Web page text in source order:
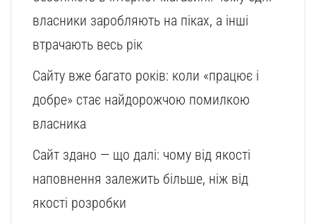
власники заробляють на піках, а інші
втрачають весь рік
Сайту вже багато років: коли «працює і
добре» стає найдорожчою помилкою
власника
Сайт здано — що далі: чому від якості
наповнення залежить більше, ніж від
якості розробки